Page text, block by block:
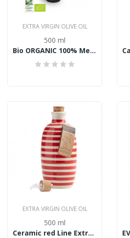
EXTRA VIRGIN OLIVE OIL
500 ml
Bio ORGANIC 100% Mediterranean Extra panensky...
EXTRA VIRGIN OLIVE OIL
500 ml
Ceramic red Line Extra panensky olivový olej...